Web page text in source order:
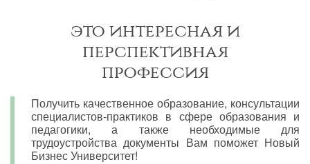
это интересная и
перспективная
профессия
Получить качественное образование, консультации
специалистов-практиков в сфере образования и
педагогики, а также необходимые для
трудоустройства документы Вам поможет Новый
Бизнес Университет!